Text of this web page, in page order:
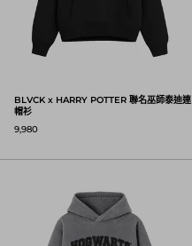
BLVCK x HARRY POTTER 聯名巫師泰迪連
帽衫
9,980